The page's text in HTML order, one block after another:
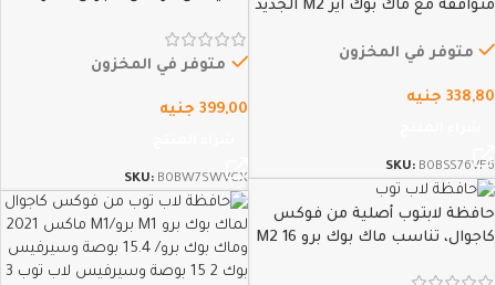
متوافقة مع ماك بوك اير M2 الجديد
/ ماك بوك برو 13-13.3 بوصة / ماكمتوفر في المخزون
338,80 جنيه
SKU: B0BSS76VF6
متوفر في المخزون
399,00 جنيه
SKU: B0BW7SWVCX
حافظة لابتوب أصلية من فوكس
كاجوال، تناسب ماك بوك برو M2 16